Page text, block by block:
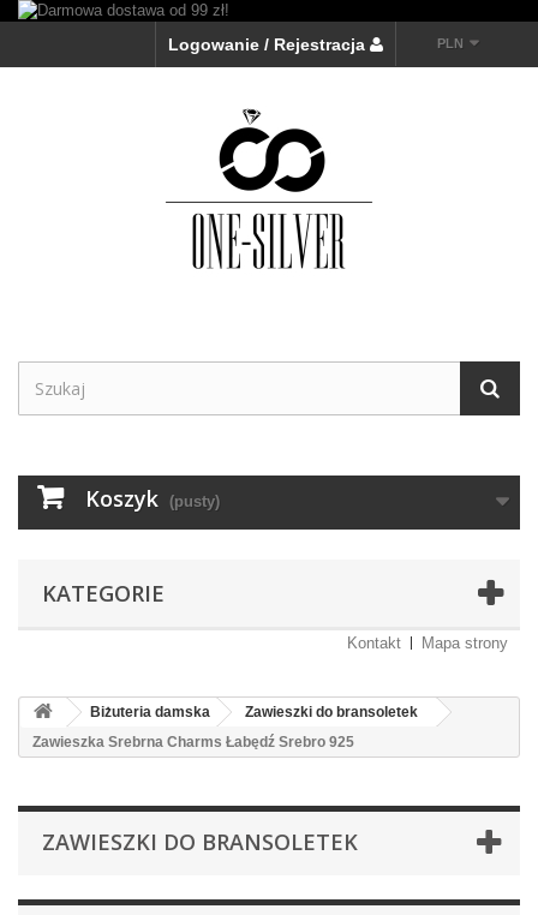
PLN
Logowanie / Rejestracja
Koszyk (pusty)
KATEGORIE
Kontakt Mapa strony
Biżuteria damska
Zawieszki do bransoletek
Zawieszka Srebrna Charms Łabędź Srebro 925
ZAWIESZKI DO BRANSOLETEK